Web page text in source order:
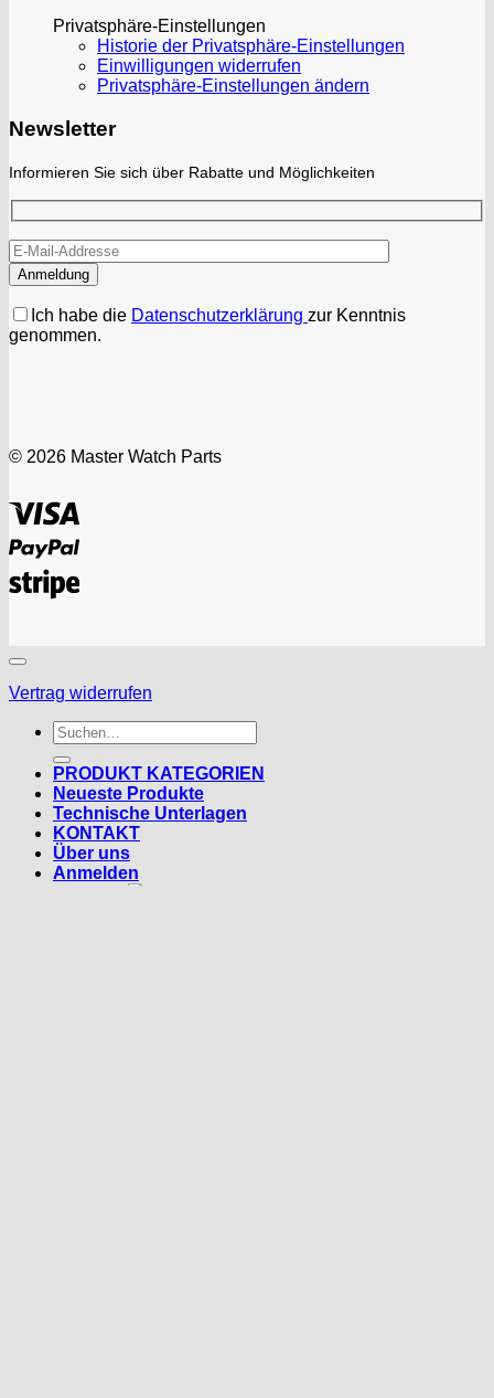
Privatsphäre-Einstellungen
Historie der Privatsphäre-Einstellungen
Einwilligungen widerrufen
Privatsphäre-Einstellungen ändern
Newsletter
Informieren Sie sich über Rabatte und Möglichkeiten
Ich habe die Datenschutzerklärung zur Kenntnis
genommen.
© 2026 Master Watch Parts
PayPal
Stripe
Vertrag widerrufen
Suchen
nach:
PRODUKT KATEGORIEN
Neueste Produkte
Technische Unterlagen
KONTAKT
Über uns
Anmelden